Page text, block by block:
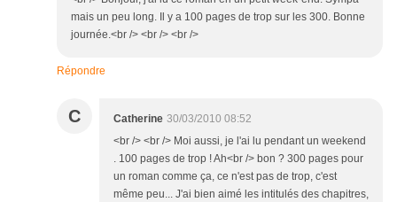
mais un peu long. Il y a 100 pages de trop sur les 300. Bonne
journée.<br /> <br /> <br />
Répondre
C Catherine 30/03/2010 08:52
<br /> <br /> Moi aussi, je l'ai lu pendant un weekend
. 100 pages de trop ! Ah<br /> bon ? 300 pages pour
un roman comme ça, ce n'est pas de trop, c'est
même peu... J'ai bien aimé les intitulés des chapitres,